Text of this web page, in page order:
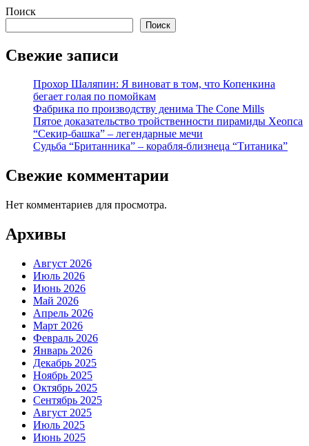
Поиск
Поиск
Свежие записи
Прохор Шаляпин: Я виноват в том, что Копенкина
бегает голая по помойкам
Фабрика по производству денима The Cone Mills
Пятое доказательство тройственности пирамиды Хеопса
“Секир-башка” – легендарные мечи
Судьба “Британника” – корабля-близнеца “Титаника”
Свежие комментарии
Нет комментариев для просмотра.
Архивы
Август 2026
Июль 2026
Июнь 2026
Май 2026
Апрель 2026
Март 2026
Февраль 2026
Январь 2026
Декабрь 2025
Ноябрь 2025
Октябрь 2025
Сентябрь 2025
Август 2025
Июль 2025
Июнь 2025